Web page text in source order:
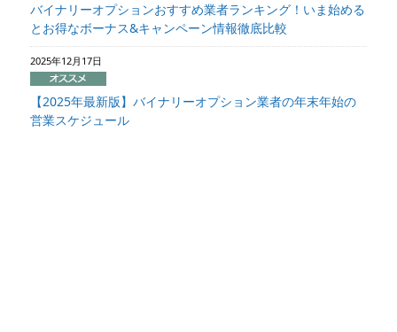
バイナリーオプションおすすめ業者ランキング！いま始める
とお得なボーナス&キャンペーン情報徹底比較
2025年12月17日
【2025年最新版】バイナリーオプション業者の年末年始の
営業スケジュール